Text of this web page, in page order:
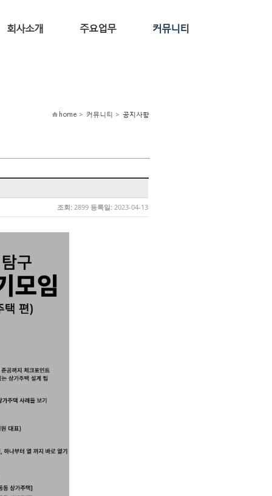
회사소개 주요업무 커뮤니티
home > 커뮤니티 > 공지사항
조회: 2899 등록일: 2023-04-13